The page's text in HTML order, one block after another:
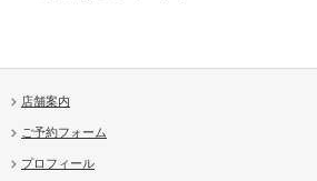
店舗案内
ご予約フォーム
プロフィール